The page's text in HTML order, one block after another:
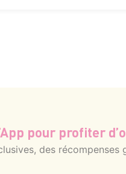
pour profiter
des